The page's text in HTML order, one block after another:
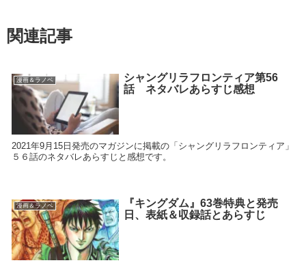
関連記事
漫画＆ラノベ
シャングリラフロンティア第56
話 ネタバレあらすじ感想
2021年9月15日発売のマガジンに掲載の「シャングリラフロンティア」
５６話のネタバレあらすじと感想です。
漫画＆ラノベ
『キングダム』63巻特典と発売
日、表紙＆収録話とあらすじ